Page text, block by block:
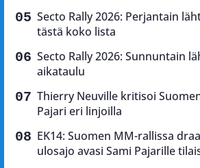
Secto Rally 2026: Perjantain
tästä koko lista
Secto Rally 2026: Sunnuntain
aikataulu
Thierry Neuville kritisoi
Pajari eri linjoilla
EK14: Suomen MM-rallissa
ulosajo avasi Sami Pajarille